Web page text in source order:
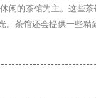
闲的茶馆为主。这些
。茶馆还会提供一些精